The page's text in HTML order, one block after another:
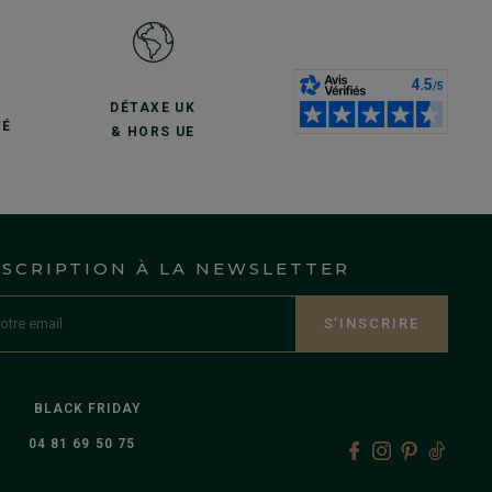
DÉTAXE UK
& HORS UE
À LA NEWSLETTER
S’INSCRIRE
BLACK FRIDAY
04 81 69 50 75